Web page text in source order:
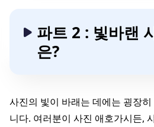
파트 2 : 빛바랜
은?
사진의 빛이 바래는 데에는 굉장
니다. 여러분이 사진 애호가시든,